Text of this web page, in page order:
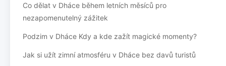
Co dělat v Dháce během letních měsíců pro
nezapomenutelný zážitek
Podzim v Dháce Kdy a kde zažít magické momenty?
Jak si užít zimní atmosféru v Dháce bez davů turistů